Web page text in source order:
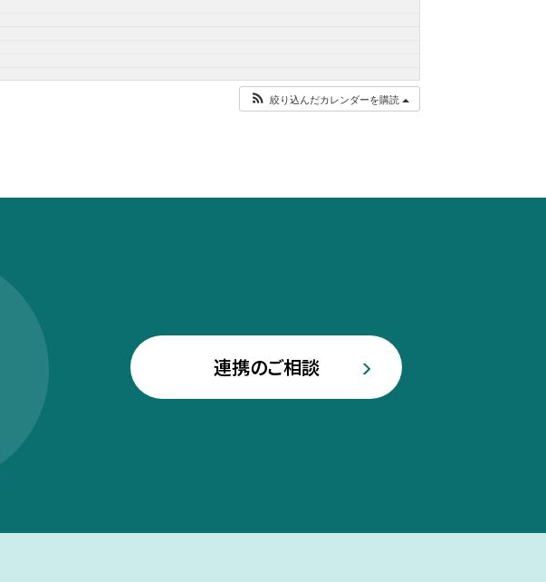
絞り込んだカレンダーを購読
連携のご相談